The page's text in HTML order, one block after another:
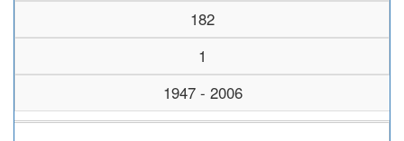
182
1
1947 - 2006